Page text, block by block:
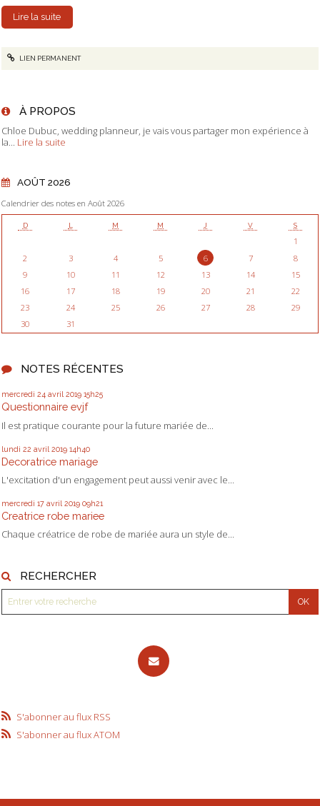
Lire la suite
LIEN PERMANENT
À PROPOS
Chloe Dubuc, wedding planneur, je vais vous partager mon expérience à
la...
Lire la suite
AOÛT 2026
Calendrier des notes en Août 2026
D L M M J V S
1
2
3 4 5 6 7
8
9
10 11 12 13 14
15
16
17 18 19 20 21
22
23
24 25 26 27 28
29
30
31
NOTES RÉCENTES
mercredi 24 avril 2019 15h25
Questionnaire evjf
Il est pratique courante pour la future mariée de...
lundi 22 avril 2019 14h40
Decoratrice mariage
L'excitation d'un engagement peut aussi venir avec le...
mercredi 17 avril 2019 09h21
Creatrice robe mariee
Chaque créatrice de robe de mariée aura un style de...
RECHERCHER
S'abonner au flux RSS
S'abonner au flux ATOM